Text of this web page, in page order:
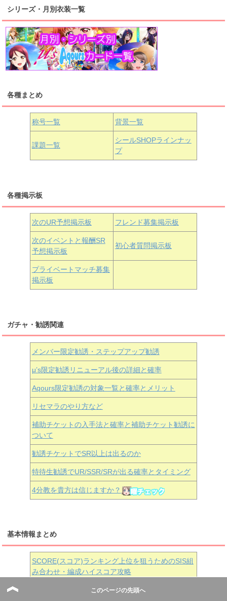
桜内梨子 高海千歌 渡辺曜
浦の星女学院1年生
津島善子 黒澤ルビィ
浦の星女学院3年生
黒澤ダイヤ
上原歩夢 宮下愛 優木せつ菜
虹ヶ咲学園1年生
中須かすみ 天王寺璃奈
朝香果林 近江彼方 エマ・ヴェルデ
シリーズ・月別衣装一覧
各種まとめ
称号一覧 背景一覧
課題一覧
シールSHOPラインナッ
プ
各種掲示板
次のUR予想掲示板 フレンド募集掲示板
次のイベントと報酬SR
予想掲示板
初心者質問掲示板
プライベートマッチ募集
掲示板
ガチャ・勧誘関連
メンバー限定勧誘・ステップアップ勧誘
μ’s限定勧誘リニューアル後の詳細と確率
Aqours限定勧誘の対象一覧と確率とメリット
リセマラのやり方など
補助チケットの入手法と確率と補助チケット勧誘に
ついて
勧誘チケットでSR以上は出るのか
特待生勧誘でUR/SSR/SRが出る確率とタイミング
4分教を貴方は信じますか？
基本情報まとめ
SCORE(スコア)ランキング上位を狙うためのSIS組
み合わせ・編成ハイスコア攻略
このページの先頭へ